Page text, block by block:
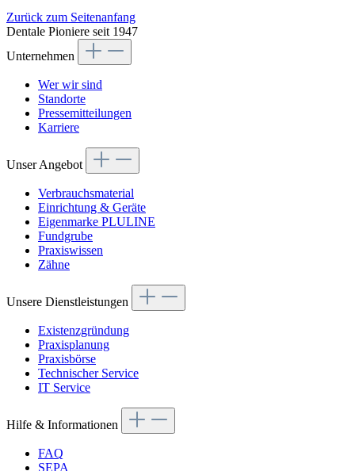
Zurück zum Seitenanfang
Dentale Pioniere seit 1947
Unternehmen
Wer wir sind
Standorte
Pressemitteilungen
Karriere
Unser Angebot
Verbrauchsmaterial
Einrichtung & Geräte
Eigenmarke PLULINE
Fundgrube
Praxiswissen
Zähne
Unsere Dienstleistungen
Existenzgründung
Praxisplanung
Praxisbörse
Technischer Service
IT Service
Hilfe & Informationen
FAQ
SEPA